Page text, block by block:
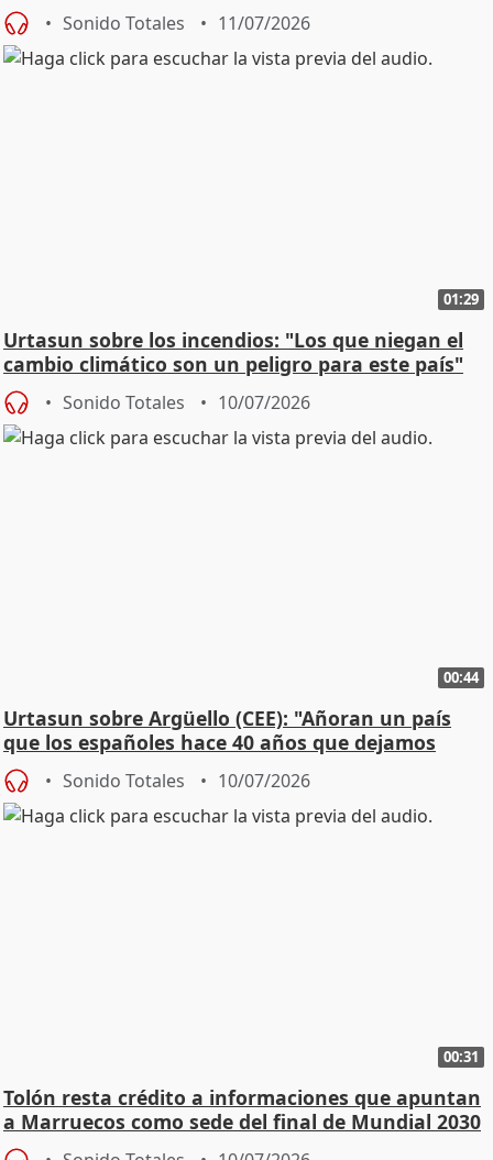
Sonido Totales 11/07/2026
01:29
Urtasun sobre los incendios: "Los que niegan el
cambio climático son un peligro para este país"
Sonido Totales 10/07/2026
00:44
Urtasun sobre Argüello (CEE): "Añoran un país
que los españoles hace 40 años que dejamos
atrás"
Sonido Totales 10/07/2026
00:31
Tolón resta crédito a informaciones que apuntan
a Marruecos como sede del final de Mundial 2030